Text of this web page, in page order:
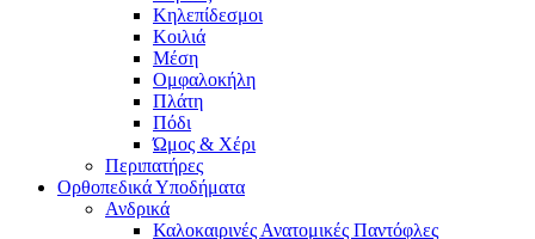
Κηλεπίδεσμοι
Κοιλιά
Μέση
Ομφαλοκήλη
Πλάτη
Πόδι
Ώμος & Χέρι
Περιπατήρες
Ορθοπεδικά Υποδήματα
Ανδρικά
Καλοκαιρινές Ανατομικές Παντόφλες